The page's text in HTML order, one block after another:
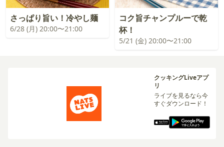
さっぱり旨い！冷やし麺
6/28 (月) 20:00〜21:00
コク旨チャンプルーで乾
杯！
5/21 (金) 20:00〜21:00
クッキングLiveアプ
リ
ライブを見るなら今
すぐダウンロード！